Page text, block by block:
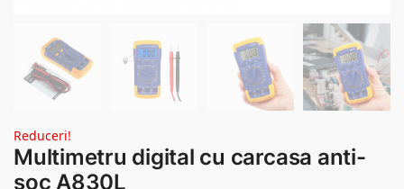
Reduceri!
Multimetru digital cu carcasa anti-
soc A830L